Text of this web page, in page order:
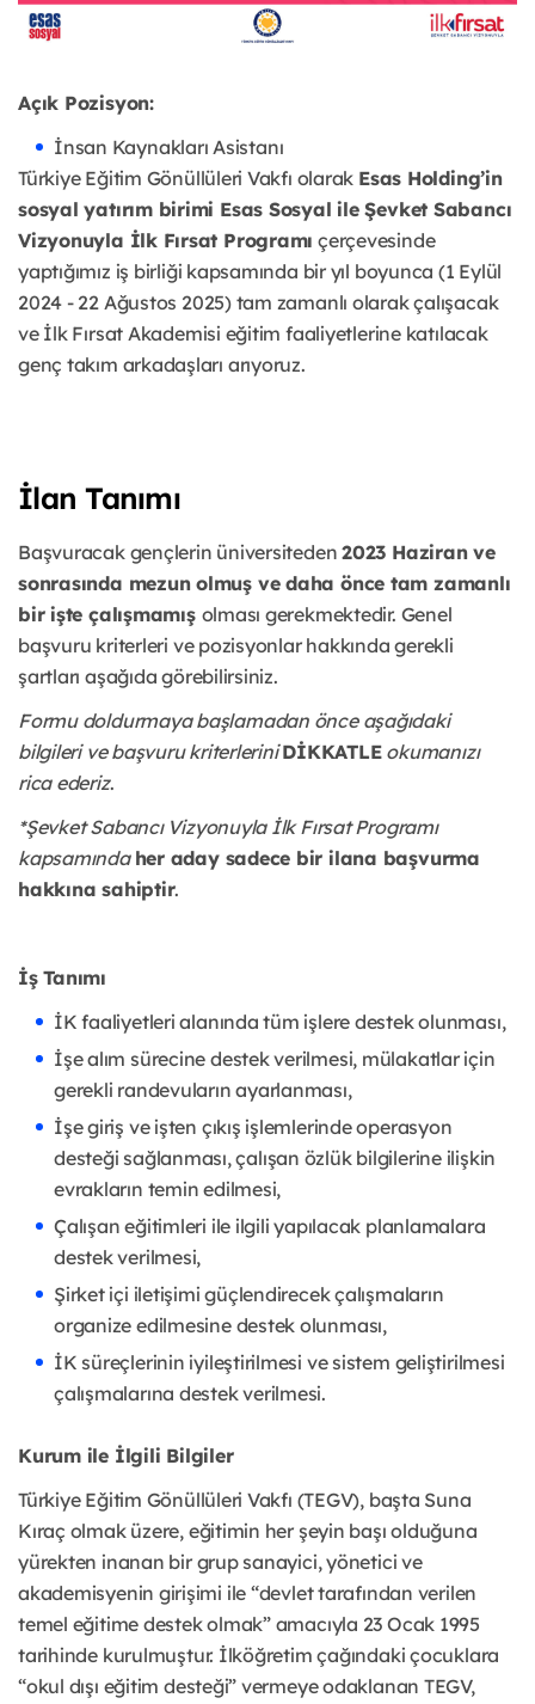
Açık Pozisyon:
İnsan Kaynakları Asistanı
Türkiye Eğitim Gönüllüleri Vakfı olarak Esas Holding’in
sosyal yatırım birimi Esas Sosyal ile Şevket Sabancı
Vizyonuyla İlk Fırsat Programı çerçevesinde
yaptığımız iş birliği kapsamında bir yıl boyunca (1 Eylül
2024 - 22 Ağustos 2025) tam zamanlı olarak çalışacak
ve İlk Fırsat Akademisi eğitim faaliyetlerine katılacak
genç takım arkadaşları arıyoruz.
İlan Tanımı
Başvuracak gençlerin üniversiteden2023 Haziran ve
sonrasında mezun olmuş ve daha önce tam zamanlı
bir işte çalışmamış olması gerekmektedir. Genel
başvuru kriterleri ve pozisyonlar hakkında gerekli
şartları aşağıda görebilirsiniz.
Formu doldurmaya başlamadan önce aşağıdaki
bilgileri ve başvuru kriterlerini DİKKATLE okumanızı
rica ederiz.
*Şevket Sabancı Vizyonuyla İlk Fırsat Programı
kapsamında her aday sadece bir ilana başvurma
hakkına sahiptir.
İş Tanımı
İK faaliyetleri alanında tüm işlere destek olunması,
İşe alım sürecine destek verilmesi, mülakatlar için
gerekli randevuların ayarlanması,
İşe giriş ve işten çıkış işlemlerinde operasyon
desteği sağlanması, çalışan özlük bilgilerine ilişkin
evrakların temin edilmesi,
Çalışan eğitimleri ile ilgili yapılacak planlamalara
destek verilmesi,
Şirket içi iletişimi güçlendirecek çalışmaların
organize edilmesine destek olunması,
İK süreçlerinin iyileştirilmesi ve sistem geliştirilmesi
çalışmalarına destek verilmesi.
Kurum ile İlgili Bilgiler
Türkiye Eğitim Gönüllüleri Vakfı (TEGV), başta Suna
Kıraç olmak üzere, eğitimin her şeyin başı olduğuna
yürekten inanan bir grup sanayici, yönetici ve
akademisyenin girişimi ile “devlet tarafından verilen
temel eğitime destek olmak” amacıyla 23 Ocak 1995
tarihinde kurulmuştur. İlköğretim çağındaki çocuklara
“okul dışı eğitim desteği” vermeye odaklanan TEGV,